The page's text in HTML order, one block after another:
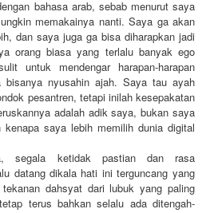
bahasa arab, sebab menurut saya
memakainya nanti. Saya ga akan
dan saya juga ga bisa diharapkan jadi
orang biasa yang terlalu banyak ego
untuk mendengar harapan-harapan
nyusahin ajah. Saya tau ayah
pesantren, tetapi inilah kesepakatan
adalah adik saya, bukan saya
saya lebih memilih dunia digital
segala ketidak pastian dan rasa
datang dikala hati ini terguncang yang
dahsyat dari lubuk yang paling
terus bahkan selalu ada ditengah-